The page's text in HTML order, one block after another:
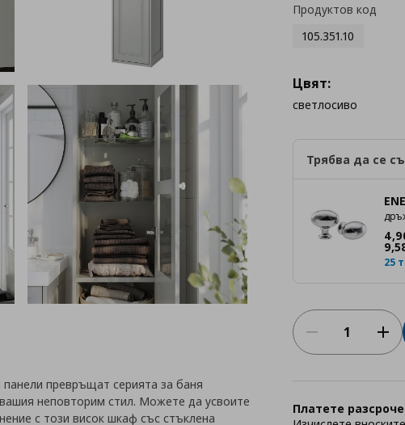
Продуктов код
105.351.10
Цвят:
светлосиво
Трябва да се
4,
9,
25
Платете
превръщат серията за баня
неповторим стил. Можете да усвоите
с този висок шкаф със стъклена